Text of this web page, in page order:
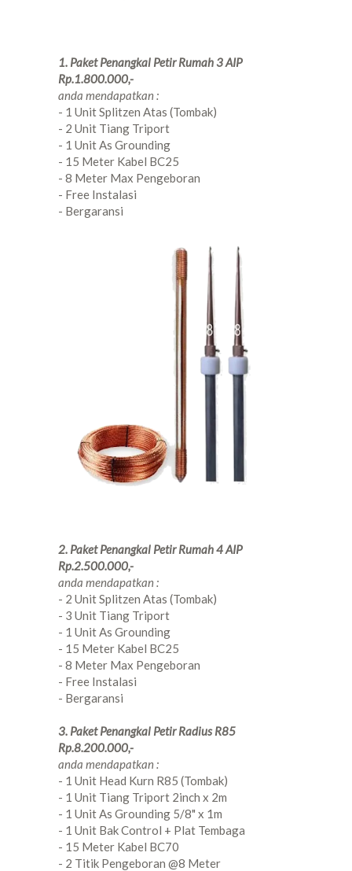
1. Paket Penangkal Petir Rumah 3 AIP
Rp.1.800.000,-
anda mendapatkan :
- 1 Unit Splitzen Atas (Tombak)
- 2 Unit Tiang Triport
- 1 Unit As Grounding
- 15 Meter Kabel BC25
- 8 Meter Max Pengeboran
- Free Instalasi
- Bergaransi
2. Paket Penangkal Petir Rumah 4 AIP
Rp.2.500.000,-
anda mendapatkan :
- 2 Unit Splitzen Atas (Tombak)
- 3 Unit Tiang Triport
- 1 Unit As Grounding
- 15 Meter Kabel BC25
- 8 Meter Max Pengeboran
- Free Instalasi
- Bergaransi
3. Paket Penangkal Petir Radius R85
Rp.8.200.000,-
anda mendapatkan :
- 1 Unit Head Kurn R85 (Tombak)
- 1 Unit Tiang Triport 2inch x 2m
- 1 Unit As Grounding 5/8" x 1m
- 1 Unit Bak Control + Plat Tembaga
- 15 Meter Kabel BC70
- 2 Titik Pengeboran @8 Meter